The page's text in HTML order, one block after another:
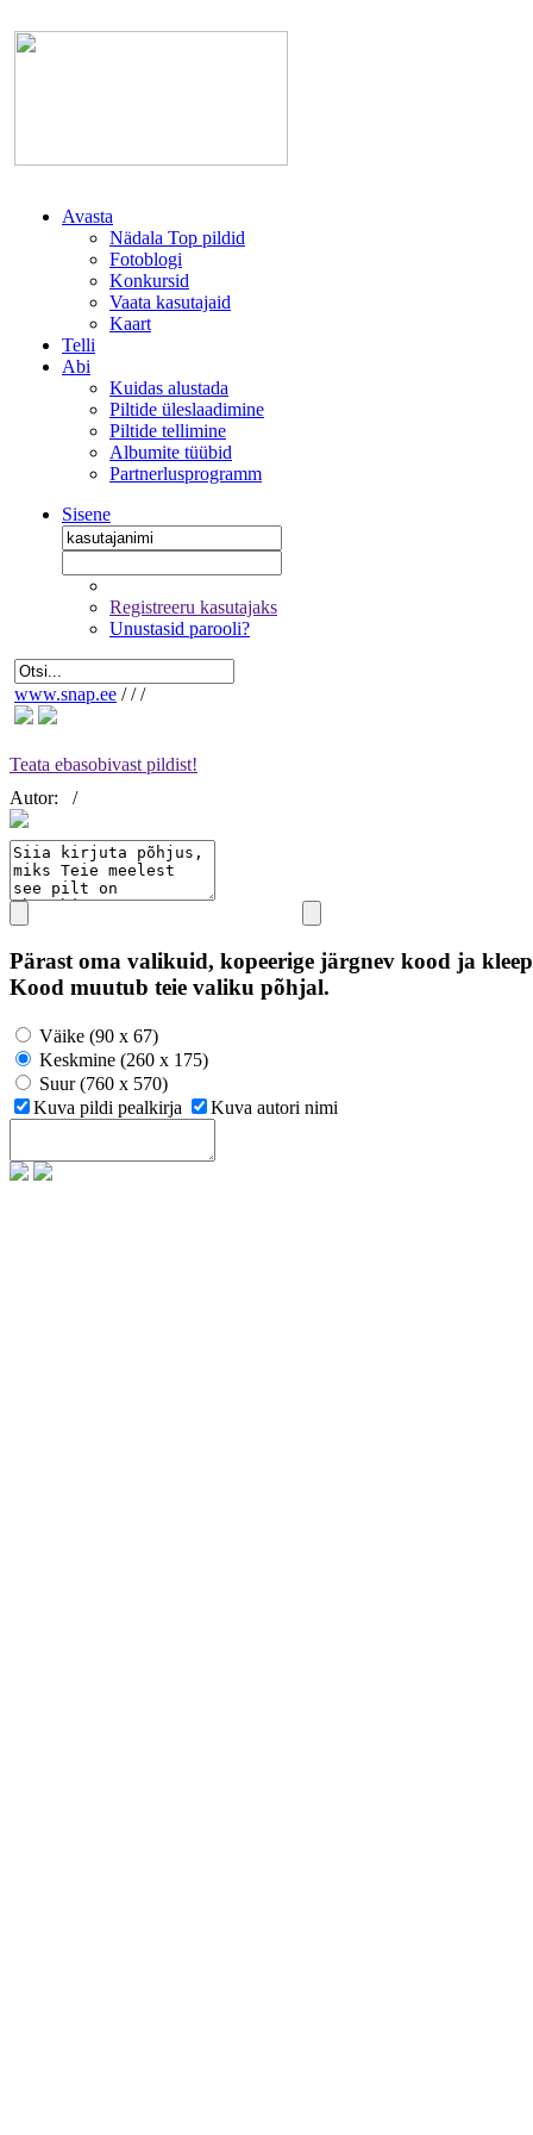
Avasta
Nädala Top pildid
Fotoblogi
Konkursid
Vaata kasutajaid
Kaart
Telli
Abi
Kuidas alustada
Piltide üleslaadimine
Piltide tellimine
Albumite tüübid
Partnerlusprogramm
Sisene
Registreeru kasutajaks
Unustasid parooli?
www.snap.ee / / /
Teata ebasobivast pildist!
Autor:
/
Pärast oma valikuid, kopeerige järgnev kood ja
Kood muutub teie valiku põhjal.
Väike (90 x 67)
Keskmine (260 x 175)
Suur (760 x 570)
Kuva pildi pealkirja
Kuva autori nimi